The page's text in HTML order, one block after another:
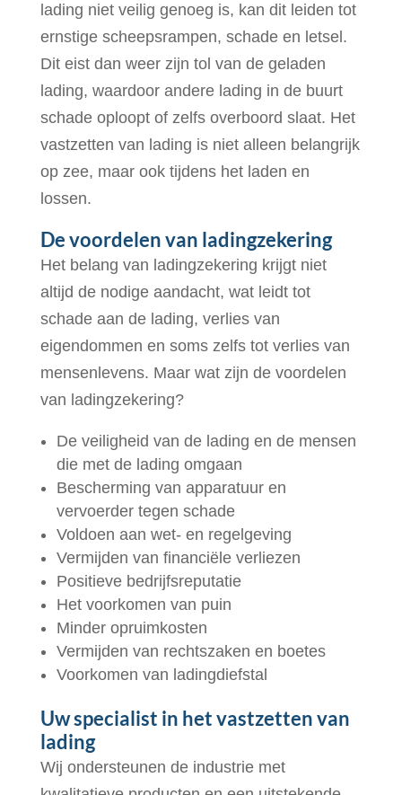
lading niet veilig genoeg is, kan dit leiden tot
ernstige scheepsrampen, schade en letsel.
Dit eist dan weer zijn tol van de geladen
lading, waardoor andere lading in de buurt
schade oploopt of zelfs overboord slaat. Het
vastzetten van lading is niet alleen belangrijk
op zee, maar ook tijdens het laden en
lossen.
De voordelen van ladingzekering
Het belang van ladingzekering krijgt niet
altijd de nodige aandacht, wat leidt tot
schade aan de lading, verlies van
eigendommen en soms zelfs tot verlies van
mensenlevens. Maar wat zijn de voordelen
van ladingzekering?
De veiligheid van de lading en de mensen
die met de lading omgaan
Bescherming van apparatuur en
vervoerder tegen schade
Voldoen aan wet- en regelgeving
Vermijden van financiële verliezen
Positieve bedrijfsreputatie
Het voorkomen van puin
Minder opruimkosten
Vermijden van rechtszaken en boetes
Voorkomen van ladingdiefstal
Uw specialist in het vastzetten van
lading
Wij ondersteunen de industrie met